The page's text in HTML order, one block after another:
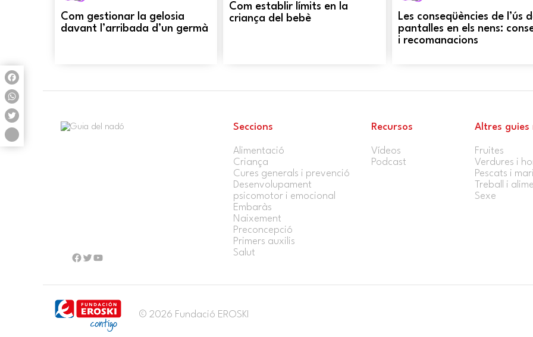
Com gestionar la gelosia
davant l’arribada d’un germà
Com establir límits en la
criança del bebè
Les conseqüències de l’ús
pantalles en els nens:
i recomanacions
Seccions
Alimentació
Criança
Cures generals i prevenció
Desenvolupament
psicomotor i emocional
Embaràs
Naixement
Preconcepció
Primers auxilis
Salut
Recursos
Vídeos
Podcast
Altres guies
Fruites
Verdures i
Pescats i
Treball i
Sexe
Facebook
Twitter
YouTube
© 2026 Fundació EROSKI
Facebook
WhatsApp
Twitter
Share